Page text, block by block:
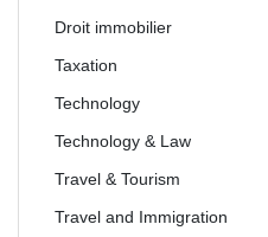
Droit immobilier
Taxation
Technology
Technology & Law
Travel & Tourism
Travel and Immigration